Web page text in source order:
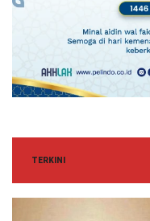
TERKINI